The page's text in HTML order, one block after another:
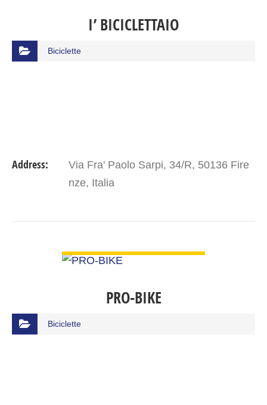
I’ BICICLETTAIO
Biciclette
Address:
Via Fra' Paolo Sarpi, 34/R, 50136 Fire
nze, Italia
PRO-BIKE
Biciclette